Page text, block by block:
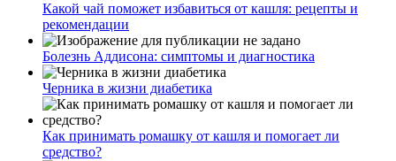
Какой чай поможет избавиться от кашля: рецепты и
рекомендации
Болезнь Аддисона: симптомы и диагностика
Черника в жизни диабетика
Как принимать ромашку от кашля и помогает ли
средство?